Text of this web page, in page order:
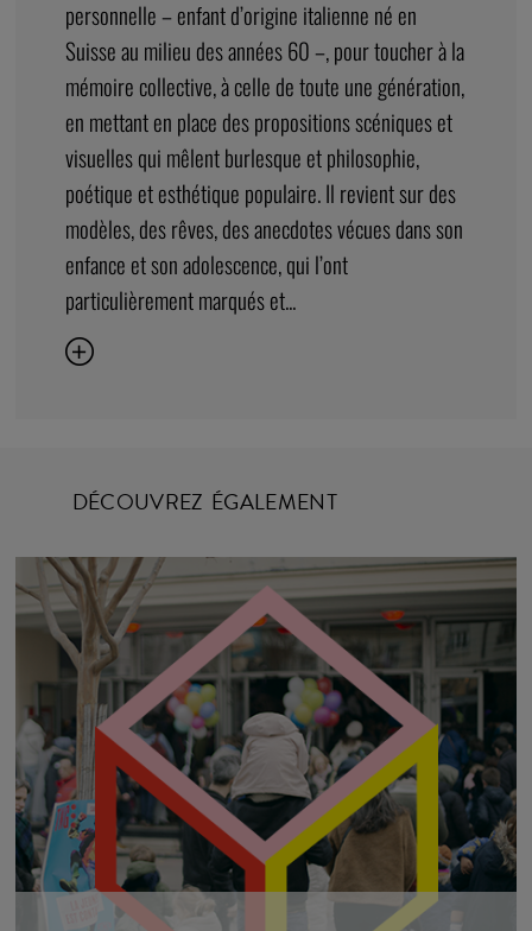
personnelle – enfant d’origine italienne né en
Suisse au milieu des années 60 –, pour toucher à la
mémoire collective, à celle de toute une génération,
en mettant en place des propositions scéniques et
visuelles qui mêlent burlesque et philosophie,
poétique et esthétique populaire. Il revient sur des
modèles, des rêves, des anecdotes vécues dans son
enfance et son adolescence, qui l’ont
particulièrement marqués et...
DÉCOUVREZ ÉGALEMENT